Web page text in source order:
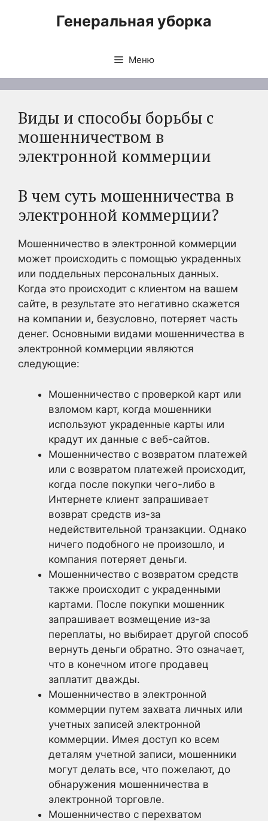
Генеральная уборка
Меню
Виды и способы борьбы с
мошенничеством в
электронной коммерции
В чем суть мошенничества в
электронной коммерции?
Мошенничество в электронной коммерции
может происходить с помощью украденных
или поддельных персональных данных.
Когда это происходит с клиентом на вашем
сайте, в результате это негативно скажется
на компании и, безусловно, потеряет часть
денег. Основными видами мошенничества в
электронной коммерции являются
следующие:
Мошенничество с проверкой карт или
взломом карт, когда мошенники
используют украденные карты или
крадут их данные с веб-сайтов.
Мошенничество с возвратом платежей
или с возвратом платежей происходит,
когда после покупки чего-либо в
Интернете клиент запрашивает
возврат средств из-за
недействительной транзакции. Однако
ничего подобного не произошло, и
компания потеряет деньги.
Мошенничество с возвратом средств
также происходит с украденными
картами. После покупки мошенник
запрашивает возмещение из-за
переплаты, но выбирает другой способ
вернуть деньги обратно. Это означает,
что в конечном итоге продавец
заплатит дважды.
Мошенничество в электронной
коммерции путем захвата личных или
учетных записей электронной
коммерции. Имея доступ ко всем
деталям учетной записи, мошенники
могут делать все, что пожелают, до
обнаружения мошенничества в
электронной торговле.
Мошенничество с перехватом